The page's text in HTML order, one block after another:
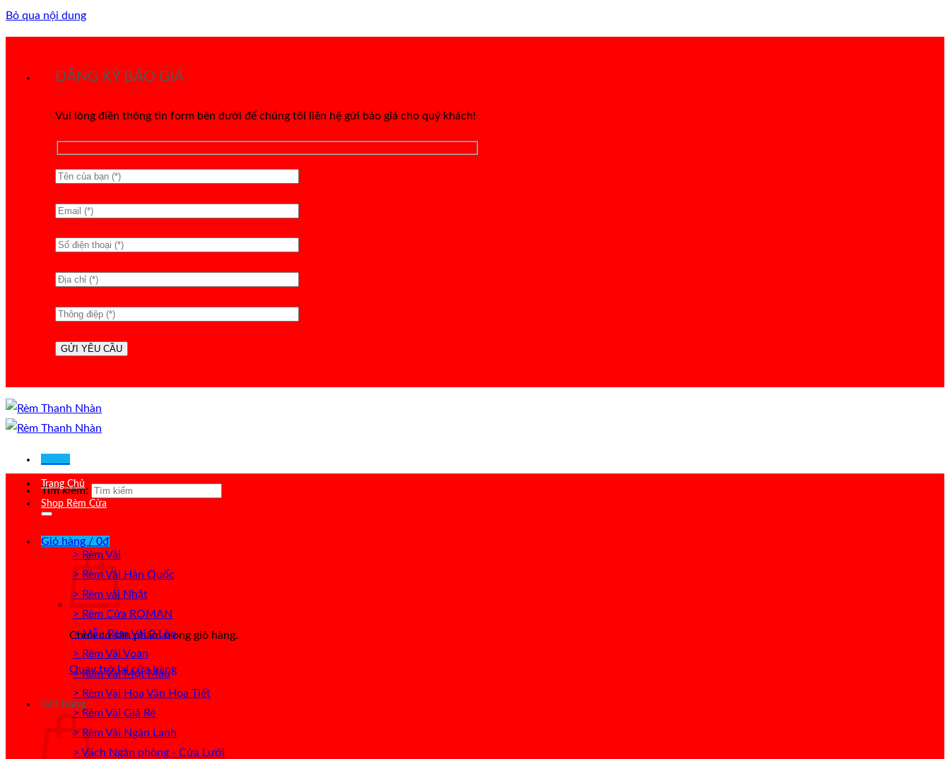
Bỏ qua nội dung
ĐĂNG KÝ BÁO GIÁ
Vui lòng điền thông tin form bên dưới để chúng tôi liên hệ gửi báo giá cho quý khách!
Tìm kiếm:
Giỏ hàng / 0₫
Chưa có sản phẩm trong giỏ hàng.
Quay trở lại cửa hàng
Giỏ hàng
Trang Chủ
Shop Rèm Cửa
> Rèm Vải
> Rèm Vải Hàn Quốc
> Rèm vải Nhật
> Rèm Cửa ROMAN
> Mẫu Rèm Vải 2 Lớp
> Rèm Vải Voan
> Rèm Vải Một Màu
> Rèm Vải Hoa Văn Họa Tiết
> Rèm Vải Giá Rẻ
> Rèm Vải Ngăn Lạnh
> Vách Ngăn phòng - Cửa Lưới